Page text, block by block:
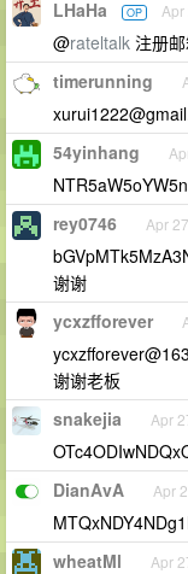
LHaHa OP Apr
@rateltalk 注册
timerunning
54yinhang
rey0746 Apr 27
谢谢
ycxzfforever
谢谢老板
snakejia Apr
DianAvA Apr
wheatMl Apr